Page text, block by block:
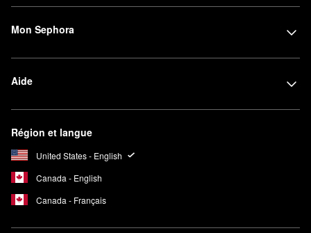
Mon Sephora
Aide
Région et langue
United States - English
Canada - English
Canada - Français